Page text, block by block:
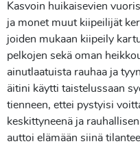
Kasvoin huikaisevien
ja monet muut kiipeilijät
joiden mukaan kiipeily
pelkojen sekä oman
ainutlaatuista rauhaa ja
äitini käytti taistelussaan
tienneen, ettei pystyisi
keskittyneenä ja
auttoi elämään siinä